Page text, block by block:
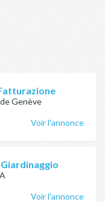
Genève
Voir l'annonce
Voir l'annonce